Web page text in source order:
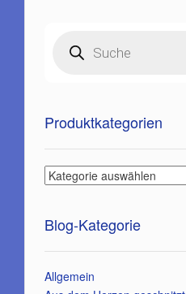
search
Produktkategorien
Blog-Kategorie
Allgemein